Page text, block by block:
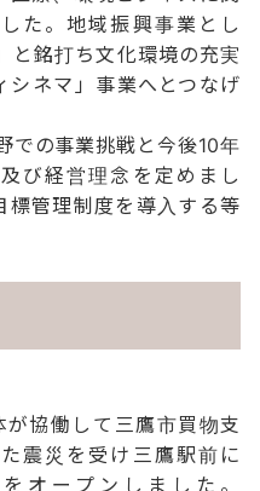
た。地域振興事業とし
銘打ち文化環境の充実
シネマ」事業へとつなげ
の事業挑戦と今後10年
び経営理念を定めまし
標管理制度を導入する等
協働して三鷹市買物支
震災を受け三鷹駅前に
オープンしました。